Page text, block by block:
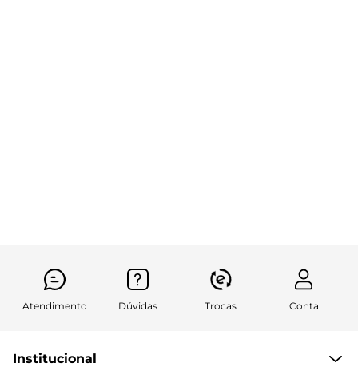
Atendimento Dúvidas Trocas Conta
Institucional